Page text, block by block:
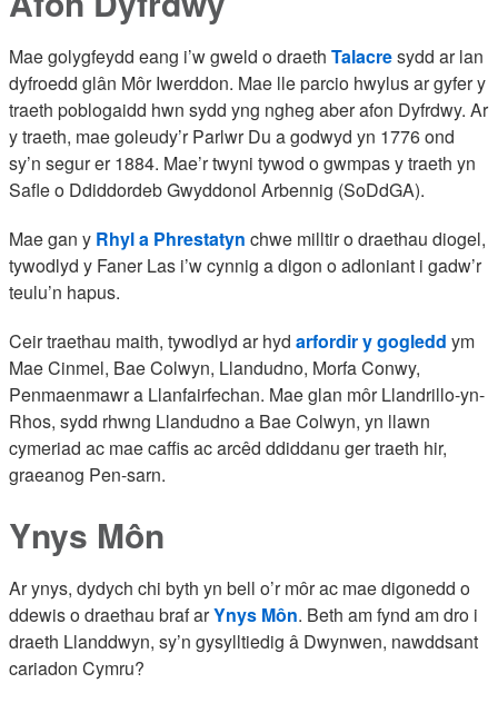
Mae golygfeydd eang i’w gweld o draeth Talacresydd ar lan
dyfroedd glân Môr Iwerddon. Mae lle parcio hwylus ar gyfer y
traeth poblogaidd hwn sydd yng ngheg aber afon Dyfrdwy. Ar
y traeth, mae goleudy’r Parlwr Du a godwyd yn 1776 ond
sy’n segur er 1884. Mae’r twyni tywod o gwmpas y traeth yn
Safle o Ddiddordeb Gwyddonol Arbennig (SoDdGA).
Mae gan y Rhyl a Phrestatyn chwe milltir o draethau diogel,
tywodlyd y Faner Las i’w cynnig a digon o adloniant i gadw’r
teulu’n hapus.
Ceir traethau maith, tywodlyd ar hyd arfordir y gogledd ym
Mae Cinmel, Bae Colwyn, Llandudno, Morfa Conwy,
Penmaenmawr a Llanfairfechan. Mae glan môr Llandrillo-yn-
Rhos, sydd rhwng Llandudno a Bae Colwyn, yn llawn
cymeriad ac mae caffis ac arcêd ddiddanu ger traeth hir,
graeanog Pen-sarn.
Ynys Môn
Ar ynys, dydych chi byth yn bell o’r môr ac mae digonedd o
ddewis o draethau braf arYnys Môn. Beth am fynd am dro i
draeth Llanddwyn, sy’n gysylltiedig â Dwynwen, nawddsant
cariadon Cymru?